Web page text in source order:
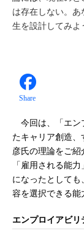
は存在しない。あ
生を設計してみよ
Share
今回は、「エン
たキャリア創造
彦氏の理論をご
「雇用される能
になったとして
容を選択できる能
エンプロイアビ